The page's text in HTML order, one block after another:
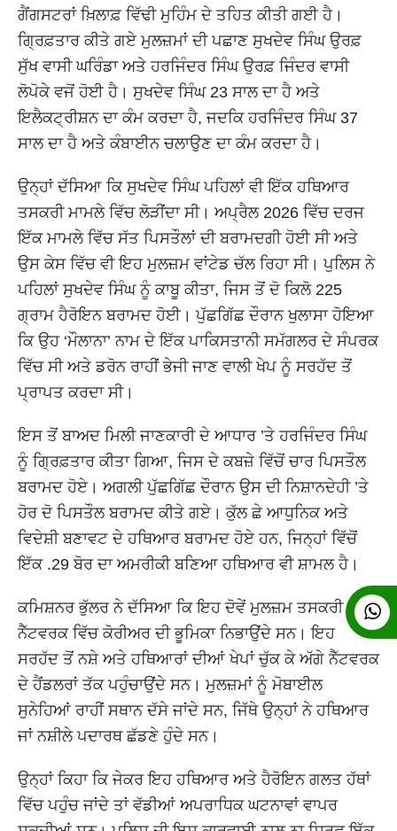
ਗੈਂਗਸਟਰਾਂ ਖ਼ਿਲਾਫ਼ ਵਿੱਢੀ ਮੁਹਿੰਮ ਦੇ ਤਹਿਤ ਕੀਤੀ ਗਈ ਹੈ।
ਗ੍ਰਿਫ਼ਤਾਰ ਕੀਤੇ ਗਏ ਮੁਲਜ਼ਮਾਂ ਦੀ ਪਛਾਣ ਸੁਖਦੇਵ ਸਿੰਘ ਉਰਫ਼
ਸੁੱਖ ਵਾਸੀ ਘਰਿੰਡਾ ਅਤੇ ਹਰਜਿੰਦਰ ਸਿੰਘ ਉਰਫ਼ ਜਿੰਦਰ ਵਾਸੀ
ਲੋਪੋਕੇ ਵਜੋਂ ਹੋਈ ਹੈ। ਸੁਖਦੇਵ ਸਿੰਘ 23 ਸਾਲ ਦਾ ਹੈ ਅਤੇ
ਇਲੈਕਟ੍ਰੀਸ਼ਨ ਦਾ ਕੰਮ ਕਰਦਾ ਹੈ, ਜਦਕਿ ਹਰਜਿੰਦਰ ਸਿੰਘ 37
ਸਾਲ ਦਾ ਹੈ ਅਤੇ ਕੰਬਾਈਨ ਚਲਾਉਣ ਦਾ ਕੰਮ ਕਰਦਾ ਹੈ।
ਉਨ੍ਹਾਂ ਦੱਸਿਆ ਕਿ ਸੁਖਦੇਵ ਸਿੰਘ ਪਹਿਲਾਂ ਵੀ ਇੱਕ ਹਥਿਆਰ
ਤਸਕਰੀ ਮਾਮਲੇ ਵਿੱਚ ਲੋੜੀਂਦਾ ਸੀ। ਅਪ੍ਰੈਲ 2026 ਵਿੱਚ ਦਰਜ
ਇੱਕ ਮਾਮਲੇ ਵਿੱਚ ਸੱਤ ਪਿਸਤੌਲਾਂ ਦੀ ਬਰਾਮਦਗੀ ਹੋਈ ਸੀ ਅਤੇ
ਉਸ ਕੇਸ ਵਿੱਚ ਵੀ ਇਹ ਮੁਲਜ਼ਮ ਵਾਂਟੇਡ ਚੱਲ ਰਿਹਾ ਸੀ। ਪੁਲਿਸ ਨੇ
ਪਹਿਲਾਂ ਸੁਖਦੇਵ ਸਿੰਘ ਨੂੰ ਕਾਬੂ ਕੀਤਾ, ਜਿਸ ਤੋਂ ਦੋ ਕਿਲੋ 225
ਗ੍ਰਾਮ ਹੈਰੋਇਨ ਬਰਾਮਦ ਹੋਈ। ਪੁੱਛਗਿੱਛ ਦੌਰਾਨ ਖੁਲਾਸਾ ਹੋਇਆ
ਕਿ ਉਹ ‘ਮੌਲਾਨਾ’ ਨਾਮ ਦੇ ਇੱਕ ਪਾਕਿਸਤਾਨੀ ਸਮੱਗਲਰ ਦੇ ਸੰਪਰਕ
ਵਿੱਚ ਸੀ ਅਤੇ ਡਰੋਨ ਰਾਹੀਂ ਭੇਜੀ ਜਾਣ ਵਾਲੀ ਖੇਪ ਨੂੰ ਸਰਹੱਦ ਤੋਂ
ਪ੍ਰਾਪਤ ਕਰਦਾ ਸੀ।
ਇਸ ਤੋਂ ਬਾਅਦ ਮਿਲੀ ਜਾਣਕਾਰੀ ਦੇ ਆਧਾਰ ’ਤੇ ਹਰਜਿੰਦਰ ਸਿੰਘ
ਨੂੰ ਗ੍ਰਿਫ਼ਤਾਰ ਕੀਤਾ ਗਿਆ, ਜਿਸ ਦੇ ਕਬਜ਼ੇ ਵਿੱਚੋਂ ਚਾਰ ਪਿਸਤੌਲ
ਬਰਾਮਦ ਹੋਏ। ਅਗਲੀ ਪੁੱਛਗਿੱਛ ਦੌਰਾਨ ਉਸ ਦੀ ਨਿਸ਼ਾਨਦੇਹੀ ’ਤੇ
ਹੋਰ ਦੋ ਪਿਸਤੌਲ ਬਰਾਮਦ ਕੀਤੇ ਗਏ। ਕੁੱਲ ਛੇ ਆਧੁਨਿਕ ਅਤੇ
ਵਿਦੇਸ਼ੀ ਬਣਾਵਟ ਦੇ ਹਥਿਆਰ ਬਰਾਮਦ ਹੋਏ ਹਨ, ਜਿਨ੍ਹਾਂ ਵਿੱਚੋਂ
ਇੱਕ .29 ਬੋਰ ਦਾ ਅਮਰੀਕੀ ਬਣਿਆ ਹਥਿਆਰ ਵੀ ਸ਼ਾਮਲ ਹੈ।
ਕਮਿਸ਼ਨਰ ਭੁੱਲਰ ਨੇ ਦੱਸਿਆ ਕਿ ਇਹ ਦੋਵੇਂ ਮੁਲਜ਼ਮ ਤਸਕਰੀ
ਨੈੱਟਵਰਕ ਵਿੱਚ ਕੋਰੀਅਰ ਦੀ ਭੂਮਿਕਾ ਨਿਭਾਉਂਦੇ ਸਨ। ਇਹ
ਸਰਹੱਦ ਤੋਂ ਨਸ਼ੇ ਅਤੇ ਹਥਿਆਰਾਂ ਦੀਆਂ ਖੇਪਾਂ ਚੁੱਕ ਕੇ ਅੱਗੇ ਨੈੱਟਵਰਕ
ਦੇ ਹੈਂਡਲਰਾਂ ਤੱਕ ਪਹੁੰਚਾਉਂਦੇ ਸਨ। ਮੁਲਜ਼ਮਾਂ ਨੂੰ ਮੋਬਾਈਲ
ਸੁਨੇਹਿਆਂ ਰਾਹੀਂ ਸਥਾਨ ਦੱਸੇ ਜਾਂਦੇ ਸਨ, ਜਿੱਥੇ ਉਨ੍ਹਾਂ ਨੇ ਹਥਿਆਰ
ਜਾਂ ਨਸ਼ੀਲੇ ਪਦਾਰਥ ਛੱਡਣੇ ਹੁੰਦੇ ਸਨ।
ਉਨ੍ਹਾਂ ਕਿਹਾ ਕਿ ਜੇਕਰ ਇਹ ਹਥਿਆਰ ਅਤੇ ਹੈਰੋਇਨ ਗਲਤ ਹੱਥਾਂ
ਵਿੱਚ ਪਹੁੰਚ ਜਾਂਦੇ ਤਾਂ ਵੱਡੀਆਂ ਅਪਰਾਧਿਕ ਘਟਨਾਵਾਂ ਵਾਪਰ